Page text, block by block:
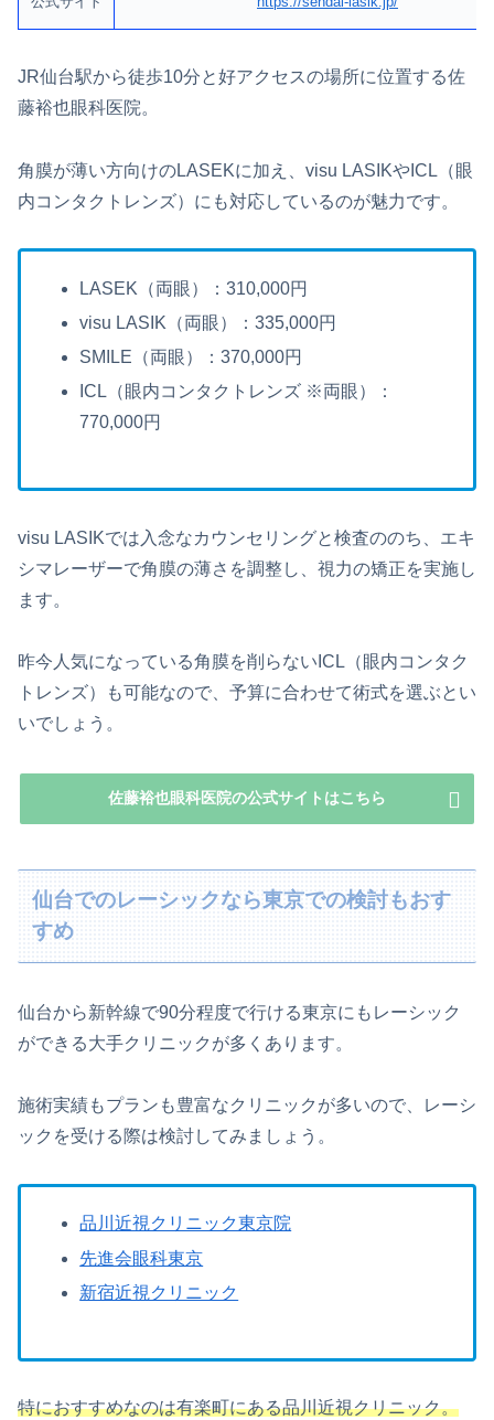
JR仙台駅から徒歩10分と好アクセスの場所に位置する佐
藤裕也眼科医院。
角膜が薄い方向けのLASEKに加え、visu LASIKやICL（眼
内コンタクトレンズ）にも対応しているのが魅力です。
LASEK（両眼）：310,000円
visu LASIK（両眼）：335,000円
SMILE（両眼）：370,000円
ICL（眼内コンタクトレンズ ※両眼）：
770,000円
visu LASIKでは入念なカウンセリングと検査ののち、エキ
シマレーザーで角膜の薄さを調整し、視力の矯正を実施し
ます。
昨今人気になっている角膜を削らないICL（眼内コンタク
トレンズ）も可能なので、予算に合わせて術式を選ぶとい
いでしょう。
佐藤裕也眼科医院の公式サイトはこちら
仙台でのレーシックなら東京での検討もおす
すめ
仙台から新幹線で90分程度で行ける東京にもレーシック
ができる大手クリニックが多くあります。
施術実績もプランも豊富なクリニックが多いので、レーシ
ックを受ける際は検討してみましょう。
品川近視クリニック東京院
先進会眼科東京
新宿近視クリニック
特におすすめなのは有楽町にある品川近視クリニック。